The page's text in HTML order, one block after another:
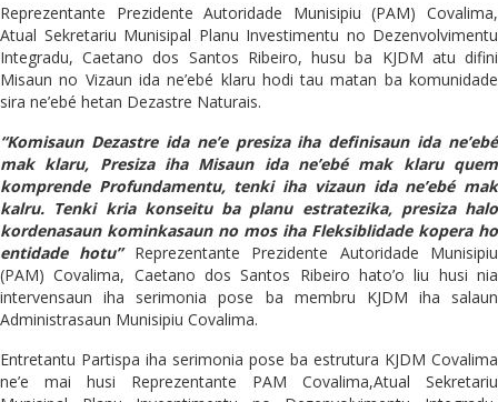
Reprezentante Prezidente Autoridade Munisipiu (PAM) Covalima,
Atual Sekretariu Munisipal Planu Investimentu no Dezenvolvimentu
Integradu, Caetano dos Santos Ribeiro, husu ba KJDM atu difini
Misaun no Vizaun ida ne’ebé klaru hodi tau matan ba komunidade
sira ne’ebé hetan Dezastre Naturais.
“Komisaun Dezastre ida ne’e presiza iha definisaun ida ne’ebé
mak klaru, Presiza iha Misaun ida ne’ebé mak klaru quem
komprende Profundamentu, tenki iha vizaun ida ne’ebé mak
kalru. Tenki kria konseitu ba planu estratezika, presiza halo
kordenasaun kominkasaun no mos iha Fleksiblidade kopera ho
entidade hotu”Reprezentante Prezidente Autoridade Munisipiu
(PAM) Covalima, Caetano dos Santos Ribeiro hato’o liu husi nia
intervensaun iha serimonia pose ba membru KJDM iha salaun
Administrasaun Munisipiu Covalima.
Entretantu Partispa iha serimonia pose ba estrutura KJDM Covalima
ne’e mai husi Reprezentante PAM Covalima,Atual Sekretariu